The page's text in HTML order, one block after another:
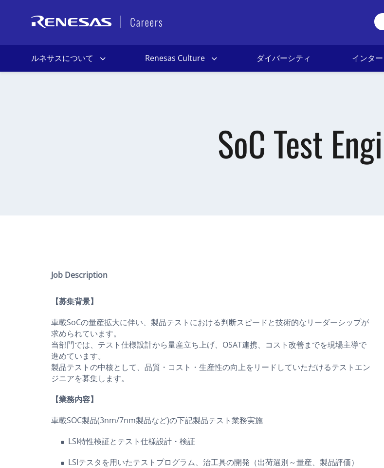
ルネサスについて Renesas Culture ダイバーシティ インタ
SoC Test
Job Description
【募集背景】
車載SoCの量産拡大に伴い、製品テストにおける判断スピードと技術的なリーダーシップが
求められています。
当部門では、テスト仕様設計から量産立ち上げ、OSAT連携、コスト改善までを現場主導で
進めています。
製品テストの中核として、品質・コスト・生産性の向上をリードしていただけるテストエン
ジニアを募集します。
【業務内容】
車載SOC製品(3nm/7nm製品など)の下記製品テスト業務実施
LSI特性検証とテスト仕様設計・検証
LSIテスタを用いたテストプログラム、治工具の開発（出荷選別～量産、製品評価）